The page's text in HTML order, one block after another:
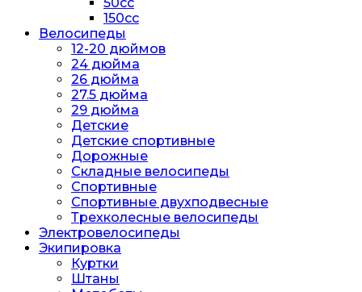
150cc
Велосипеды
12-20 дюймов
24 дюйма
26 дюйма
27.5 дюйма
29 дюйма
Детские
Детские спортивные
Дорожные
Складные велосипеды
Спортивные
Спортивные двухподвесные
Трехколесные велосипеды
Электровелосипеды
Экипировка
Куртки
Штаны